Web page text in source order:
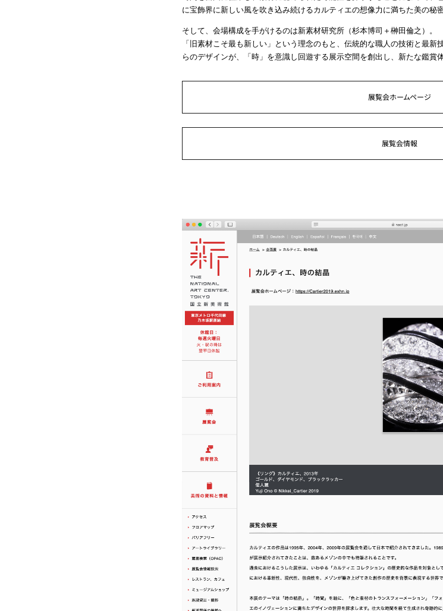
に宝飾界に新しい風を吹き込み続けるカルティエの想像力に満ちた美の秘
そして、会場構成を手がけるのは新素材研究所（杉本博司＋榊田倫之）。
「旧素材こそ最も新しい」という理念のもと、伝統的な職人の技術と最
らのデザインが、「時」を意識し回遊する展示空間を創出し、新たな鑑賞
展覧会ホームページ
展覧会情報